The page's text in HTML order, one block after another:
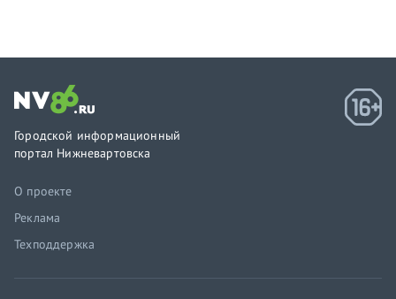
Городской информационный
портал Нижневартовска
О проекте
Реклама
Техподдержка